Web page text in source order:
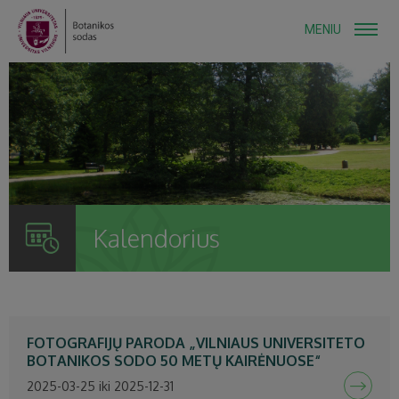
MENIU
Kalendorius
FOTOGRAFIJŲ PARODA „VILNIAUS UNIVERSITETO
BOTANIKOS SODO 50 METŲ KAIRĖNUOSE“
2025-03-25 iki 2025-12-31